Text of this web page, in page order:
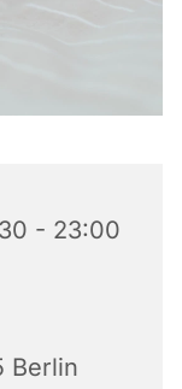
- 23:00
Berlin